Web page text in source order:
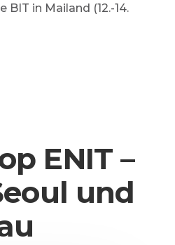
in Mailand (12.-14.
ENIT –
und